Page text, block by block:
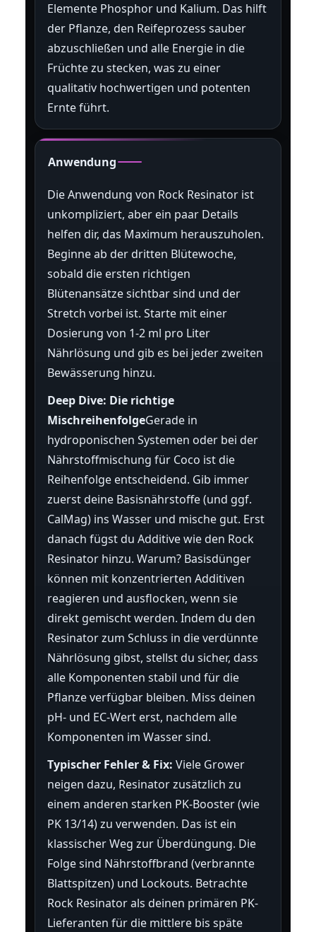
Elemente Phosphor und Kalium. Das hilft
der Pflanze, den Reifeprozess sauber
abzuschließen und alle Energie in die
Früchte zu stecken, was zu einer
qualitativ hochwertigen und potenten
Ernte führt.
Anwendung
Die Anwendung von Rock Resinator ist
unkompliziert, aber ein paar Details
helfen dir, das Maximum herauszuholen.
Beginne ab der dritten Blütewoche,
sobald die ersten richtigen
Blütenansätze sichtbar sind und der
Stretch vorbei ist. Starte mit einer
Dosierung von 1-2 ml pro Liter
Nährlösung und gib es bei jeder zweiten
Bewässerung hinzu.
Deep Dive: Die richtige
MischreihenfolgeGerade in
hydroponischen Systemen oder bei der
Nährstoffmischung für Coco ist die
Reihenfolge entscheidend. Gib immer
zuerst deine Basisnährstoffe (und ggf.
CalMag) ins Wasser und mische gut. Erst
danach fügst du Additive wie den Rock
Resinator hinzu. Warum? Basisdünger
können mit konzentrierten Additiven
reagieren und ausflocken, wenn sie
direkt gemischt werden. Indem du den
Resinator zum Schluss in die verdünnte
Nährlösung gibst, stellst du sicher, dass
alle Komponenten stabil und für die
Pflanze verfügbar bleiben. Miss deinen
pH- und EC-Wert erst, nachdem alle
Komponenten im Wasser sind.
Typischer Fehler & Fix: Viele Grower
neigen dazu, Resinator zusätzlich zu
einem anderen starken PK-Booster (wie
PK 13/14) zu verwenden. Das ist ein
klassischer Weg zur Überdüngung. Die
Folge sind Nährstoffbrand (verbrannte
Blattspitzen) und Lockouts. Betrachte
Rock Resinator als deinen primären PK-
Lieferanten für die mittlere bis späte